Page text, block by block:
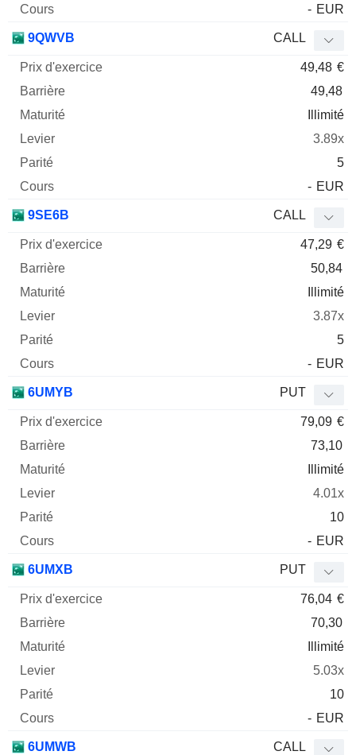
- EUR
9QWVB CALL
49,48 €
49,48
Illimité
3.89x
5
- EUR
9SE6B CALL
47,29 €
50,84
Illimité
3.87x
5
- EUR
6UMYB PUT
79,09 €
73,10
Illimité
4.01x
10
- EUR
6UMXB PUT
76,04 €
70,30
Illimité
5.03x
10
- EUR
6UMWB CALL